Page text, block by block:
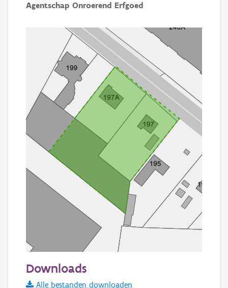
Agentschap Onroerend Erfgoed
Informatie Vlaanderen
Downloads
Alle bestanden downloaden